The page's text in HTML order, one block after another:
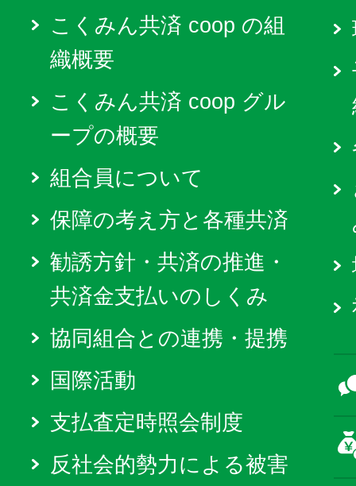
こくみん共済 coop の組
織概要
こくみん共済 coop グル
ープの概要
組合員について
保障の考え方と各種共済
勧誘方針・共済の推進・
共済金支払いのしくみ
協同組合との連携・提携
国際活動
支払査定時照会制度
反社会的勢力による被害